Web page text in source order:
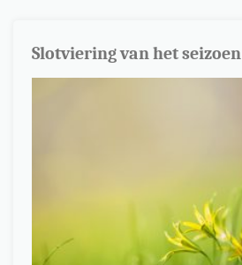
Slotviering van het seizoen